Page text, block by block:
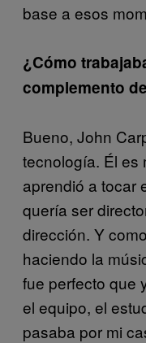
base a esos
¿Cómo
complemento
Bueno, John
tecnología. Él es
aprendió a tocar
quería ser
dirección. Y
haciendo la
fue perfecto que
el equipo, el
pasaba por mi